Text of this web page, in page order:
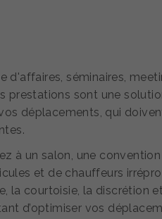
d'affaires, séminaires,
prestations sont une
déplacements, qui
à un salon, une
et de chauffeurs
la courtoisie, la discrétion
d’optimiser vos